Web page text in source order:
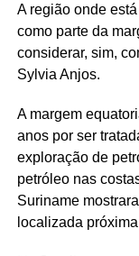
A região onde
como parte da
considerar, sim,
Sylvia Anjos.
A margem
anos por ser
exploração de
petróleo nas
Suriname
localizada